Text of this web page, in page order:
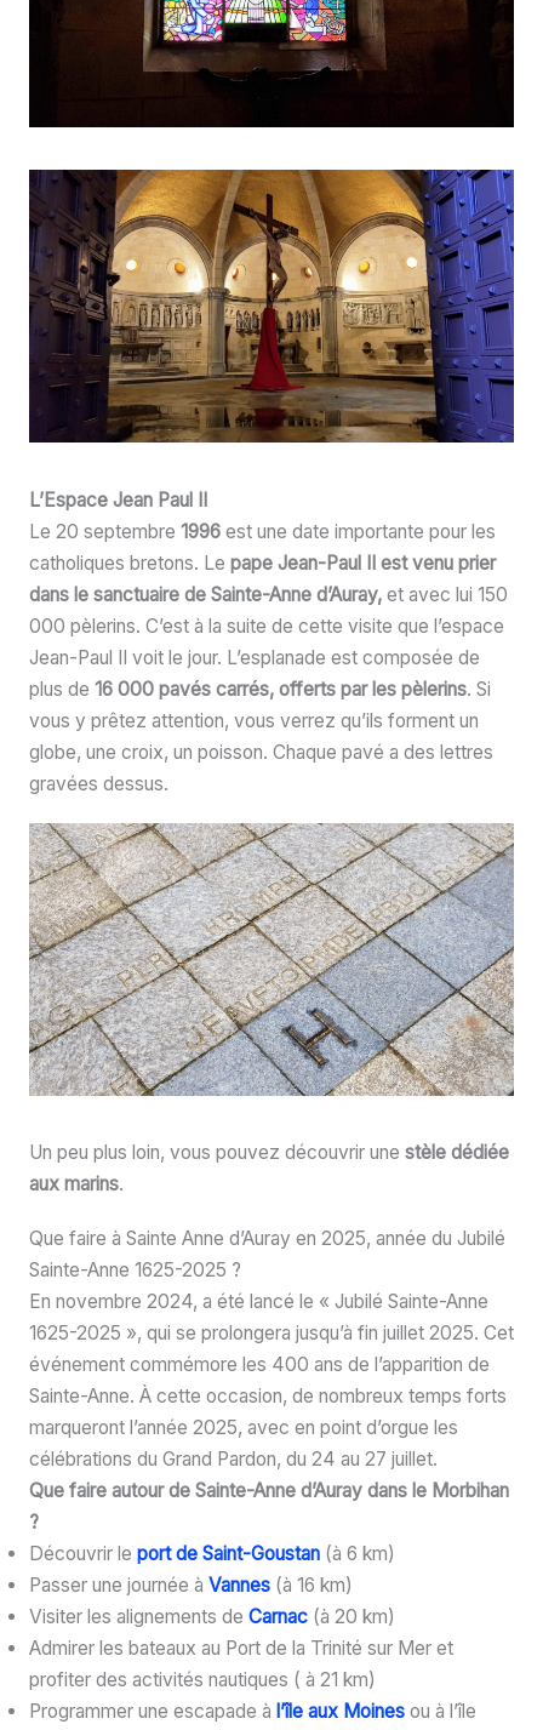
L’Espace Jean Paul II
Le 20 septembre 1996 est une date importante pour les
catholiques bretons. Le pape Jean-Paul II est venu prier
dans le sanctuaire de Sainte-Anne d’Auray,et avec lui 150
000 pèlerins. C’est à la suite de cette visite que l’espace
Jean-Paul II voit le jour. L’esplanade est composée de
plus de 16 000 pavés carrés, offerts par les pèlerins. Si
vous y prêtez attention, vous verrez qu’ils forment un
globe, une croix, un poisson. Chaque pavé a des lettres
gravées dessus.
Un peu plus loin, vous pouvez découvrir une stèle dédiée
aux marins.
Que faire à Sainte Anne d’Auray en 2025, année du Jubilé
Sainte-Anne 1625-2025 ?
En novembre 2024, a été lancé le « Jubilé Sainte-Anne
1625-2025 », qui se prolongera jusqu’à fin juillet 2025. Cet
événement commémore les 400 ans de l’apparition de
Sainte-Anne. À cette occasion, de nombreux temps forts
marqueront l’année 2025, avec en point d’orgue les
célébrations du Grand Pardon, du 24 au 27 juillet.
Que faire autour de Sainte-Anne d’Auray dans le Morbihan
?
Découvrir le port de Saint-Goustan(à 6 km)
Passer une journée à Vannes (à 16 km)
Visiter les alignements de Carnac (à 20 km)
Admirer les bateaux au Port de la Trinité sur Mer et
profiter des activités nautiques ( à 21 km)
Programmer une escapade à l’île aux Moinesou à l’île